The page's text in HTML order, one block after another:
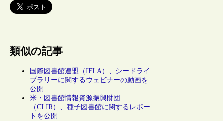
類似の記事
国際図書館連盟（IFLA）、シードライ
ブラリーに関するウェビナーの動画を
公開
米・図書館情報資源振興財団
（CLIR）、種子図書館に関するレポー
トを公開